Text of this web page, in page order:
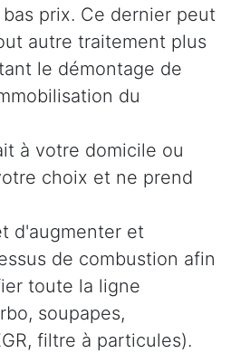
prix. Ce dernier peut
autre traitement plus
le démontage de
du
à votre domicile ou
choix et ne prend
d'augmenter et
de combustion afin
toute la ligne
soupapes,
filtre à particules).